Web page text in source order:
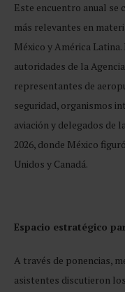
Este encuentro anual se
más relevantes en
México y América
autoridades de la
representantes de
seguridad, organismos
aviación y delegados de
2026, donde México
Unidos y Canadá.
Espacio estratégico
A través de ponencias,
asistentes discutieron